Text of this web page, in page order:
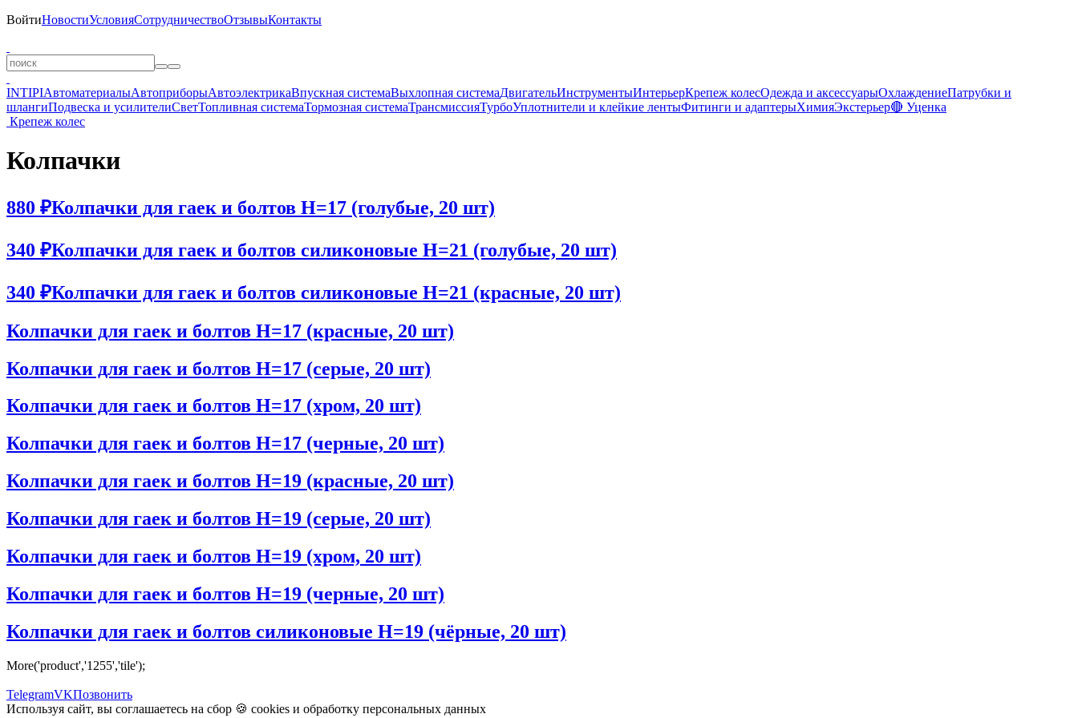
ВойтиНовостиУсловияСотрудничествоОтзывыКонтакты
INTIPIАвтоматериалыАвтоприборыАвтоэлектрикаВпускная системаВыхлопная системаДвигательИнструментыИнтерьерКрепеж колесОдежда и аксессуарыОхлаждениеПатрубки и
шлангиПодвеска и усилителиСветТопливная системаТормозная системаТрансмиссияТурбоУплотнители и клейкие лентыФитинги и адаптерыХимияЭкстерьер🔴 Уценка
Крепеж колес
Колпачки
880 ₽Колпачки для гаек и болтов H=17 (голубые, 20 шт)
340 ₽Колпачки для гаек и болтов силиконовые H=21 (голубые, 20 шт)
340 ₽Колпачки для гаек и болтов силиконовые H=21 (красные, 20 шт)
Колпачки для гаек и болтов H=17 (красные, 20 шт)
Колпачки для гаек и болтов H=17 (серые, 20 шт)
Колпачки для гаек и болтов H=17 (хром, 20 шт)
Колпачки для гаек и болтов H=17 (черные, 20 шт)
Колпачки для гаек и болтов H=19 (красные, 20 шт)
Колпачки для гаек и болтов H=19 (серые, 20 шт)
Колпачки для гаек и болтов H=19 (хром, 20 шт)
Колпачки для гаек и болтов H=19 (черные, 20 шт)
Колпачки для гаек и болтов силиконовые H=19 (чёрные, 20 шт)
More('product','1255','tile');
TelegramVKПозвонить
Используя сайт, вы соглашаетесь на сбор 🍪 cookies и обработку персональных данных